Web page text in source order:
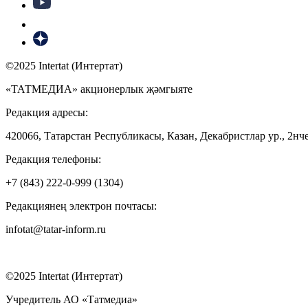
©2025 Intertat (Интертат)
«ТАТМЕДИА» акционерлык җәмгыяте
Редакция адресы:
420066, Татарстан Республикасы, Казан, Декабристлар ур.,
Редакция телефоны:
+7 (843) 222-0-999 (1304)
Редакциянең электрон почтасы:
infotat@tatar-inform.ru
©2025 Intertat (Интертат)
Учредитель АО «Татмедиа»